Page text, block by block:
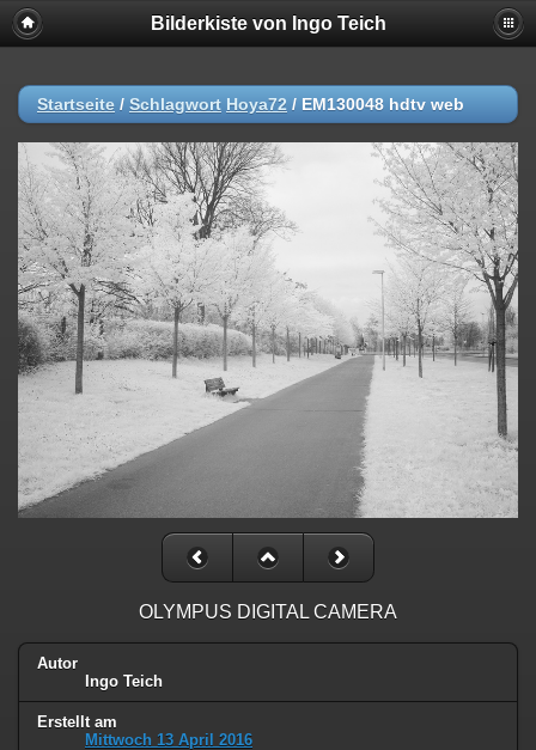
Bilderkiste von Ingo Teich
Startseite / Schlagwort Hoya72 / EM130048 hdtv web
OLYMPUS DIGITAL CAMERA
Autor
Ingo Teich
Erstellt am
Mittwoch 13 April 2016